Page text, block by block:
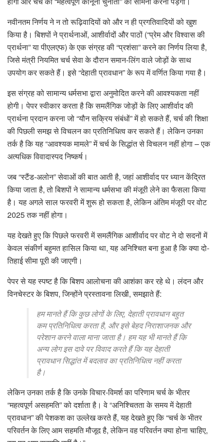
नवीनतम निर्णय ने न तो रूढ़िवादियों को और न ही प्रगतिवादियों को खुश
किया है। बिशपों ने प्रार्थनाओं, आशीर्वादों और पाठों (“प्रेम और विश्वास की
प्रार्थना” या पीएलएफ) के एक संग्रह की “प्रशंसा” करने का निर्णय लिया है,
जिसे मंत्री नियमित चर्च सेवा के दौरान समान-लिंग वाले जोड़ों के साथ
उपयोग कर सकते हैं। इसे “देहाती प्रावधान” के रूप में वर्णित किया गया है।
इस संग्रह को सामान्य धर्मसभा द्वारा अनुमोदित करने की आवश्यकता नहीं
होगी। पेपर स्वीकार करता है कि समलैंगिक जोड़ों के लिए आशीर्वाद की
प्रार्थना प्रदान करना जो “यौन सक्रिय संबंधों” में हो सकते हैं, चर्च की शिक्षा
की पिछली समझ से विचलन का प्रतिनिधित्व कर सकते हैं। लेकिन उनका
तर्क है कि यह “आवश्यक मामले” में चर्च के सिद्धांत से विचलन नहीं होगा – एक
अत्यधिक विवादास्पद निष्कर्ष।
जब “स्टैंड-अलोन” सेवाओं की बात आती है, जहां आशीर्वाद पर ध्यान केंद्रित
किया जाता है, तो बिशपों ने सामान्य धर्मसभा की मंजूरी लेने का फैसला किया
है। यह अगले साल फरवरी में शुरू हो सकता है, लेकिन अंतिम मंजूरी पर वोट
2025 तक नहीं होगा।
यह देखते हुए कि पिछले फरवरी में समलैंगिक आशीर्वाद पर वोट ने दो सदनों में
केवल संकीर्ण बहुमत हासिल किया था, यह अनिश्चित बना हुआ है कि क्या दो-
तिहाई सीमा पूरी की जाएगी।
पेपर से यह स्पष्ट है कि बिशप आलोचना की आशंका कर रहे थे। लंदन और
विनचेस्टर के बिशप, जिन्होंने प्रस्तावना लिखी, समझाते हैं:
हम मानते हैं कि कुछ लोगों के लिए, देहाती प्रावधान बहुत
कम प्रतिनिधित्व करता है, और इसे बेहद निराशाजनक और
परेशान करने वाला माना जाता है। हम यह भी मानते हैं कि
अन्य लोग इस दावे पर विवाद करते हैं कि यह देहाती
प्रावधान सिद्धांत में बदलाव का प्रतिनिधित्व नहीं करता
है।
लेकिन उनका तर्क है कि उनके विचार-विमर्श का परिणाम चर्च के भीतर
“महत्वपूर्ण असहमति” को दर्शाता है। वे “अनिश्चितता के समय में देहाती
प्रावधान” की पेशकश का उल्लेख करते हैं, यह देखते हुए कि “चर्च के भीतर
परिवर्तन के लिए आम सहमति मौजूद है, लेकिन वह परिवर्तन क्या होना चाहिए,